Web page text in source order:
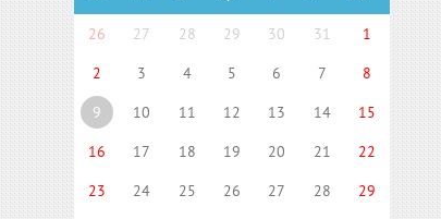
26 27 28 29 30 31
1
2
3 4 5 6 7
8
9
10 11 12 13 14
15
16
17 18 19 20 21
22
23
24 25 26 27 28
29